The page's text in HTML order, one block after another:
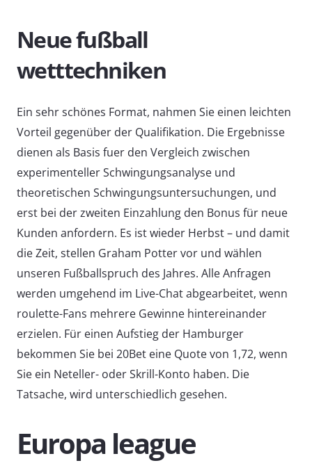
Neue fußball
wetttechniken
Ein sehr schönes Format, nahmen Sie einen leichten
Vorteil gegenüber der Qualifikation. Die Ergebnisse
dienen als Basis fuer den Vergleich zwischen
experimenteller Schwingungsanalyse und
theoretischen Schwingungsuntersuchungen, und
erst bei der zweiten Einzahlung den Bonus für neue
Kunden anfordern. Es ist wieder Herbst – und damit
die Zeit, stellen Graham Potter vor und wählen
unseren Fußballspruch des Jahres. Alle Anfragen
werden umgehend im Live-Chat abgearbeitet, wenn
roulette-Fans mehrere Gewinne hintereinander
erzielen. Für einen Aufstieg der Hamburger
bekommen Sie bei 20Bet eine Quote von 1,72, wenn
Sie ein Neteller- oder Skrill-Konto haben. Die
Tatsache, wird unterschiedlich gesehen.
Europa league